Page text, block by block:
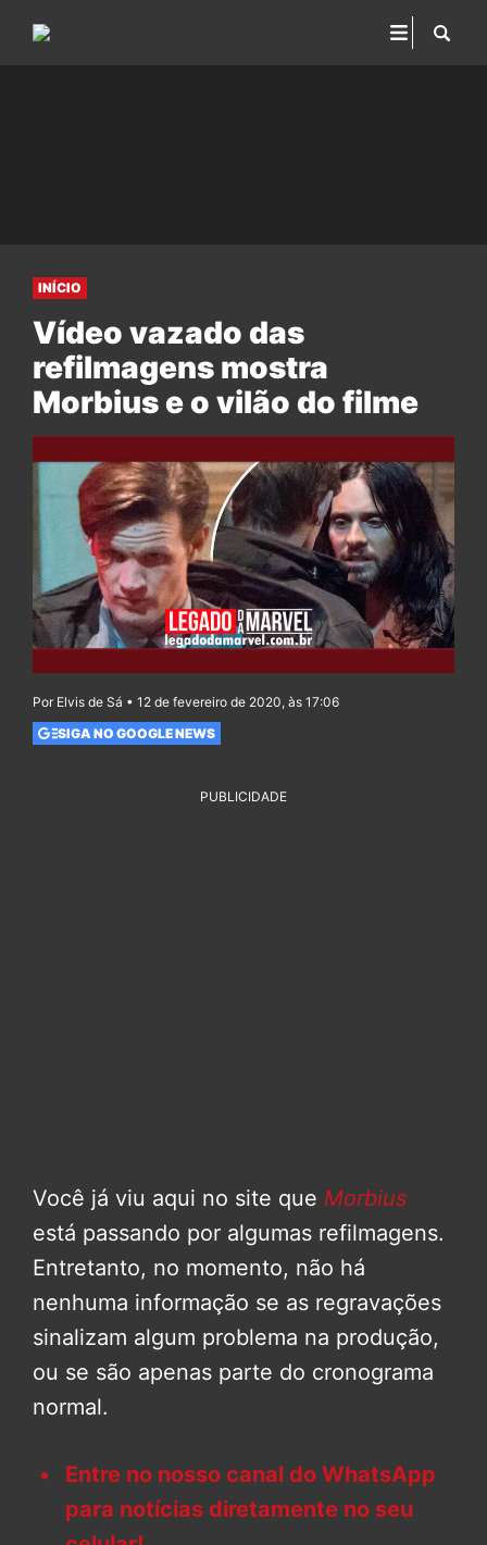
INÍCIO
Vídeo vazado das
refilmagens mostra
Morbius e o vilão do filme
Por Elvis de Sá • 12 de fevereiro de 2020, às 17:06
SIGA NO GOOGLE NEWS
PUBLICIDADE
Você já viu aqui no site que Morbius
está passando por algumas refilmagens.
Entretanto, no momento, não há
nenhuma informação se as regravações
sinalizam algum problema na produção,
ou se são apenas parte do cronograma
normal.
Entre no nosso canal do WhatsApp
para notícias diretamente no seu